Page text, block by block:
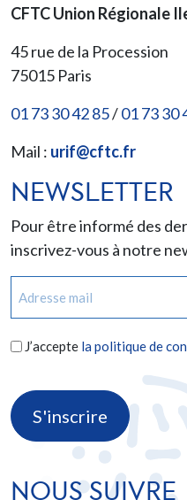
CFTC Union Régionale
45 rue de la Procession
75015 Paris
01 73 30 42 85/01 73 30
Mail : urif@cftc.fr
NEWSLETTER
Pour être informé des
inscrivez-vous à notre
mail
RGPD
J’accepte la politique de
NOUS SUIVRE